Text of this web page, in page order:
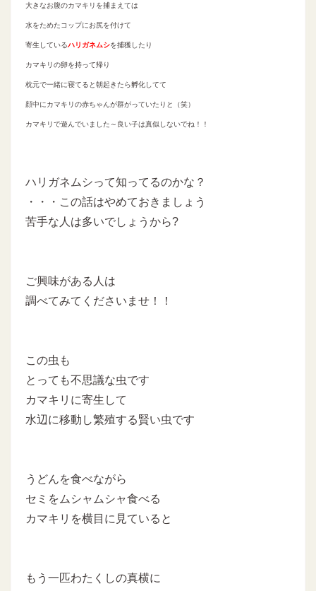
大きなお腹のカマキリを捕まえては
水をためたコップにお尻を付けて
寄生しているハリガネムシを捕獲したり
カマキリの卵を持って帰り
枕元で一緒に寝てると朝起きたら孵化してて
顔中にカマキリの赤ちゃんが群がっていたりと（笑）
カマキリで遊んでいました～良い子は真似しないでね！！
ハリガネムシって知ってるのかな？
・・・この話はやめておきましょう
苦手な人は多いでしょうから?
ご興味がある人は
調べてみてくださいませ！！
この虫も
とっても不思議な虫です
カマキリに寄生して
水辺に移動し繁殖する賢い虫です
うどんを食べながら
セミをムシャムシャ食べる
カマキリを横目に見ていると
もう一匹わたくしの真横に